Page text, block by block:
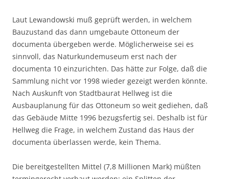
Laut Lewandowski muß geprüft werden, in welchem
Bauzustand das dann umgebaute Ottoneum der
documenta übergeben werde. Möglicherweise sei es
sinnvoll, das Naturkundemuseum erst nach der
documenta 10 einzurichten. Das hätte zur Folge, daß die
Sammlung nicht vor 1998 wieder gezeigt werden könnte.
Nach Auskunft von Stadtbaurat Hellweg ist die
Ausbauplanung für das Ottoneum so weit gediehen, daß
das Gebäude Mitte 1996 bezugsfertig sei. Deshalb ist für
Hellweg die Frage, in welchem Zustand das Haus der
documenta überlassen werde, kein Thema.
Die bereitgestellten Mittel (7,8 Millionen Mark) müßten